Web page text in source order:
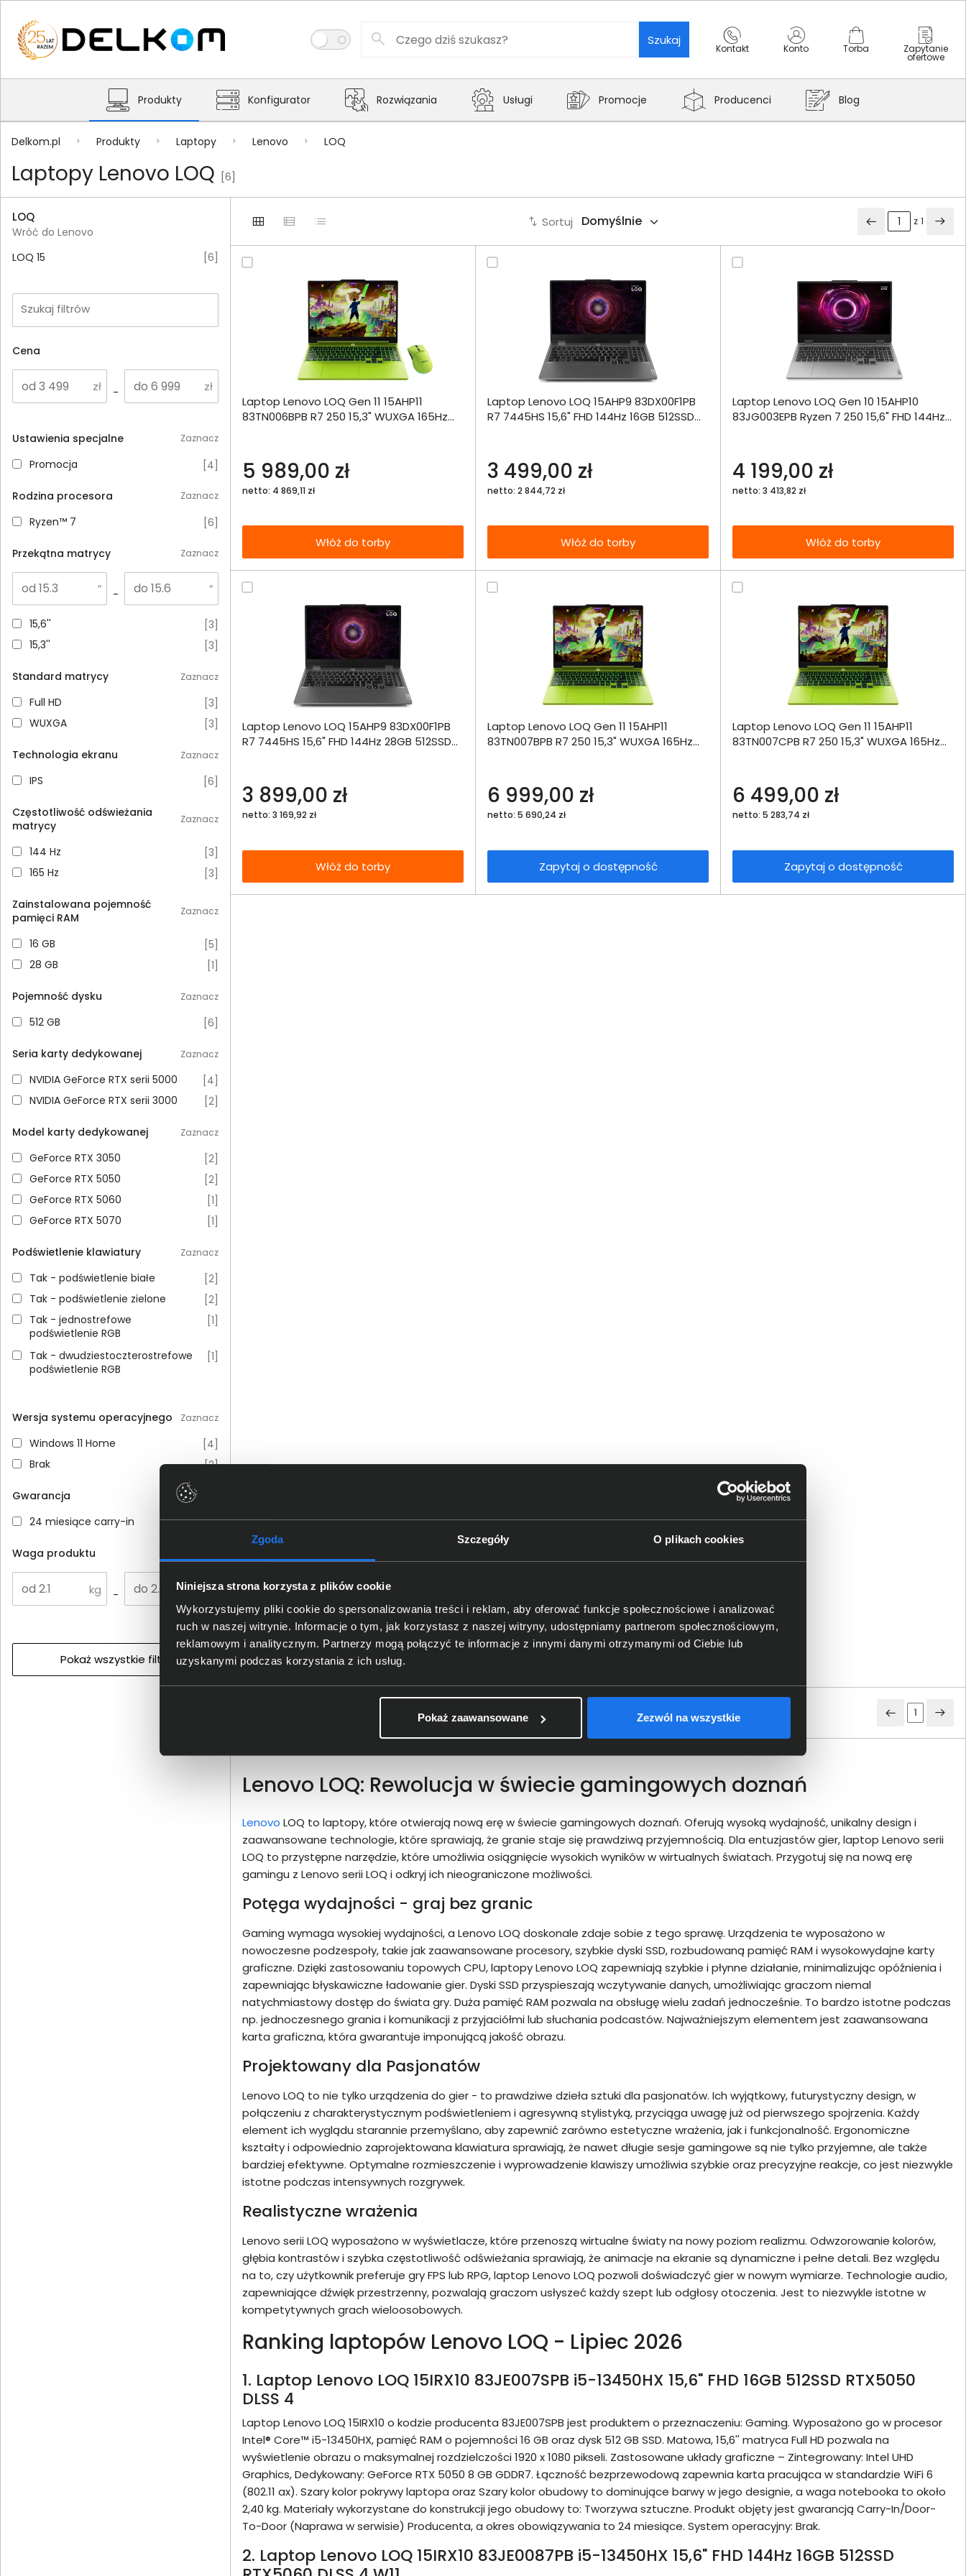
Zgoda Szczegóły O plikach cookies
Niniejsza strona korzysta z plików cookie
Wykorzystujemy pliki cookie do spersonalizowania treści i reklam, aby oferować funkcje społecznościowe i analizować
ruch w naszej witrynie. Informacje o tym, jak korzystasz z naszej witryny, udostępniamy partnerom społecznościowym,
reklamowym i analitycznym. Partnerzy mogą połączyć te informacje z innymi danymi otrzymanymi od Ciebie lub
uzyskanymi podczas korzystania z ich usług.
Pokaż zaawansowane Zezwól na wszystkie
Szukaj
Kontakt Konto Torba Zapytanie
ofertowe
Produkty Konfigurator Rozwiązania Usługi Promocje Producenci Blog
Delkom.pl Produkty Laptopy Lenovo LOQ
Laptopy Lenovo LOQ [6]
LOQ
Wróć do Lenovo
LOQ 15
6
Szukaj filtrów
Cena
-
Ustawienia specjalne Zaznacz
Promocja
Promocja [4]
Rodzina procesora Zaznacz
Ryzen™ 7
Ryzen™ 7 [6]
Przekątna matrycy Zaznacz
-
15,6''15,6'' 3
15,3''15,3'' 3
Standard matrycy Zaznacz
Full HDFull HD 3
WUXGA
WUXGA 3
Technologia ekranu Zaznacz
IPS IPS 6
Częstotliwość odświeżania
matrycy
Zaznacz
144 Hz144 Hz 3
165 Hz165 Hz 3
Zainstalowana pojemność
pamięci RAM
Zaznacz
16 GB16 GB 5
28 GB28 GB 1
Pojemność dysku Zaznacz
512 GB512 GB 6
Seria karty dedykowanej Zaznacz
NVIDIA GeForce RTX serii 5000
NVIDIA GeForce RTX serii 5000 4
NVIDIA GeForce RTX serii 3000
NVIDIA GeForce RTX serii 3000 2
Model karty dedykowanej Zaznacz
GeForce RTX 3050
GeForce RTX 3050 2
GeForce RTX 5050
GeForce RTX 5050 2
GeForce RTX 5060
GeForce RTX 5060 1
GeForce RTX 5070
GeForce RTX 5070 1
Podświetlenie klawiatury Zaznacz
Tak - podświetlenie białe
Tak - podświetlenie białe 2
Tak - podświetlenie zielone
Tak - podświetlenie zielone 2
Tak - jednostrefowe podświetlenie RGB
Tak - jednostrefowe
podświetlenie RGB
1
Tak - dwudziestoczterostrefowe podświetlenie RGB
Tak - dwudziestoczterostrefowe
podświetlenie RGB
1
Wersja systemu operacyjnego Zaznacz
Windows 11 Home
Windows 11 Home 4
BrakBrak [2]
Gwarancja Zaznacz
24 miesiące carry-in
24 miesiące carry-in [6]
Waga produktu
-
Pokaż wszystkie filtry
Sortuj z 1
Dodaj do porównania
Omówienie
Specyfikacja techniczna
Laptop Lenovo LOQ Gen 11 15AHP11
83TN006BPB R7 250 15,3" WUXGA 165Hz
5 989,00 zł
netto: 4 869,11 zł
Włóż do torby
Włóż do
Dodaj do porównania
Omówienie
Laptop Lenovo LOQ 15AHP9 83DX00F1PB
R7 7445HS 15,6" FHD 144Hz 16GB 512SSD
3 499,00 zł
netto: 2 844,72 zł
Włóż do torby
Włóż do
Dodaj do porównania
Omówienie
Laptop Lenovo LOQ Gen 10 15AHP10
83JG003EPB Ryzen 7 250 15,6" FHD 144Hz
4 199,00 zł
netto: 3 413,82 zł
Włóż do torby
Specyfikacja techniczna
Laptop Lenovo LOQ 15AHP9 83DX00F1PB
R7 7445HS 15,6" FHD 144Hz 28GB 512SSD
3 899,00 zł
netto: 3 169,92 zł
Włóż do torby
Włóż do
torby
Dodaj do porównania
Omówienie
Laptop Lenovo LOQ Gen 11 15AHP11
83TN007BPB R7 250 15,3" WUXGA 165Hz
6 999,00 zł
netto: 5 690,24 zł
Zapytaj o dostępność
Zapytaj o
dostępność
Dodaj do porównania
Omówienie
Laptop Lenovo LOQ Gen 11 15AHP11
83TN007CPB R7 250 15,3" WUXGA 165Hz
6 499,00 zł
netto: 5 283,74 zł
Zapytaj o dostępność
1
Lenovo LOQ: Rewolucja w świecie gamingowych doznań
Lenovo LOQ to laptopy, które otwierają nową erę w świecie gamingowych doznań. Oferują wysoką wydajność, unikalny design i
zaawansowane technologie, które sprawiają, że granie staje się prawdziwą przyjemnością. Dla entuzjastów gier, laptop Lenovo serii
LOQ to przystępne narzędzie, które umożliwia osiągnięcie wysokich wyników w wirtualnych światach. Przygotuj się na nową erę
gamingu z Lenovo serii LOQ i odkryj ich nieograniczone możliwości.
Potęga wydajności - graj bez granic
Gaming wymaga wysokiej wydajności, a Lenovo LOQ doskonale zdaje sobie z tego sprawę. Urządzenia te wyposażono w
nowoczesne podzespoły, takie jak zaawansowane procesory, szybkie dyski SSD, rozbudowaną pamięć RAM i wysokowydajne karty
graficzne. Dzięki zastosowaniu topowych CPU, laptopy Lenovo LOQ zapewniają szybkie i płynne działanie, minimalizując opóźnienia i
zapewniając błyskawiczne ładowanie gier. Dyski SSD przyspieszają wczytywanie danych, umożliwiając graczom niemal
natychmiastowy dostęp do świata gry. Duża pamięć RAM pozwala na obsługę wielu zadań jednocześnie. To bardzo istotne podczas
np. jednoczesnego grania i komunikacji z przyjaciółmi lub słuchania podcastów. Najważniejszym elementem jest zaawansowana
karta graficzna, która gwarantuje imponującą jakość obrazu.
Projektowany dla Pasjonatów
Lenovo LOQ to nie tylko urządzenia do gier - to prawdziwe dzieła sztuki dla pasjonatów. Ich wyjątkowy, futurystyczny design, w
połączeniu z charakterystycznym podświetleniem i agresywną stylistyką, przyciąga uwagę już od pierwszego spojrzenia. Każdy
element ich wyglądu starannie przemyślano, aby zapewnić zarówno estetyczne wrażenia, jak i funkcjonalność. Ergonomiczne
kształty i odpowiednio zaprojektowana klawiatura sprawiają, że nawet długie sesje gamingowe są nie tylko przyjemne, ale także
bardziej efektywne. Optymalne rozmieszczenie i wyprowadzenie klawiszy umożliwia szybkie oraz precyzyjne reakcje, co jest niezwykle
istotne podczas intensywnych rozgrywek.
Realistyczne wrażenia
Lenovo serii LOQ wyposażono w wyświetlacze, które przenoszą wirtualne światy na nowy poziom realizmu. Odwzorowanie kolorów,
głębia kontrastów i szybka częstotliwość odświeżania sprawiają, że animacje na ekranie są dynamiczne i pełne detali. Bez względu
na to, czy użytkownik preferuje gry FPS lub RPG, laptop Lenovo LOQ pozwoli doświadczyć gier w nowym wymiarze. Technologie audio,
zapewniające dźwięk przestrzenny, pozwalają graczom usłyszeć każdy szept lub odgłosy otoczenia. Jest to niezwykle istotne w
kompetytywnych grach wieloosobowych.
Ranking laptopów Lenovo LOQ - Lipiec 2026
1. Laptop Lenovo LOQ 15IRX10 83JE007SPB i5-13450HX 15,6" FHD 16GB 512SSD RTX5050
DLSS 4
Laptop Lenovo LOQ 15IRX10 o kodzie producenta 83JE007SPB jest produktem o przeznaczeniu: Gaming. Wyposażono go w procesor
Intel® Core™ i5-13450HX, pamięć RAM o pojemności 16 GB oraz dysk 512 GB SSD. Matowa, 15,6'' matryca Full HD pozwala na
wyświetlenie obrazu o maksymalnej rozdzielczości 1920 x 1080 pikseli. Zastosowane układy graficzne – Zintegrowany: Intel UHD
Graphics, Dedykowany: GeForce RTX 5050 8 GB GDDR7. Łączność bezprzewodową zapewnia karta pracująca w standardzie WiFi 6
(802.11 ax). Szary kolor pokrywy laptopa oraz Szary kolor obudowy to dominujące barwy w jego designie, a waga notebooka to około
2,40 kg. Materiały wykorzystane do konstrukcji jego obudowy to: Tworzywa sztuczne. Produkt objęty jest gwarancją Carry-In/Door-
To-Door (Naprawa w serwisie) Producenta, a okres obowiązywania to 24 miesiące. System operacyjny: Brak.
2. Laptop Lenovo LOQ 15IRX10 83JE0087PB i5-13450HX 15,6" FHD 144Hz 16GB 512SSD